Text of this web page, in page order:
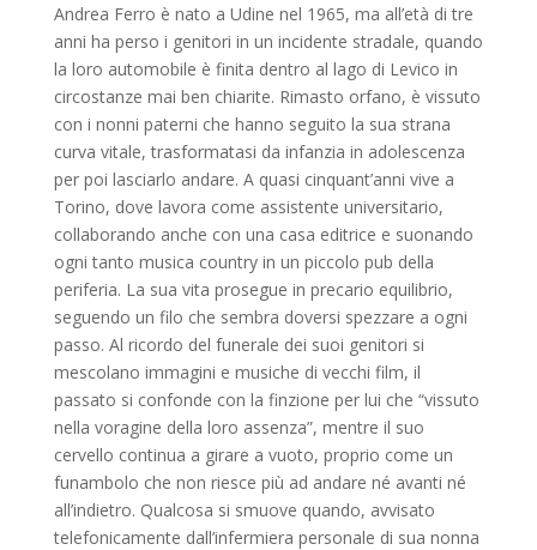
Andrea Ferro è nato a Udine nel 1965, ma all’età di tre
anni ha perso i genitori in un incidente stradale, quando
la loro automobile è finita dentro al lago di Levico in
circostanze mai ben chiarite. Rimasto orfano, è vissuto
con i nonni paterni che hanno seguito la sua strana
curva vitale, trasformatasi da infanzia in adolescenza
per poi lasciarlo andare. A quasi cinquant’anni vive a
Torino, dove lavora come assistente universitario,
collaborando anche con una casa editrice e suonando
ogni tanto musica country in un piccolo pub della
periferia. La sua vita prosegue in precario equilibrio,
seguendo un filo che sembra doversi spezzare a ogni
passo. Al ricordo del funerale dei suoi genitori si
mescolano immagini e musiche di vecchi film, il
passato si confonde con la finzione per lui che “vissuto
nella voragine della loro assenza”, mentre il suo
cervello continua a girare a vuoto, proprio come un
funambolo che non riesce più ad andare né avanti né
all’indietro. Qualcosa si smuove quando, avvisato
telefonicamente dall’infermiera personale di sua nonna